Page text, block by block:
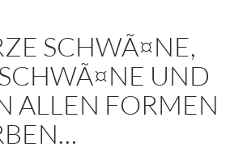
SCHWÃ¤NE,
UND
ALLEN FORMEN